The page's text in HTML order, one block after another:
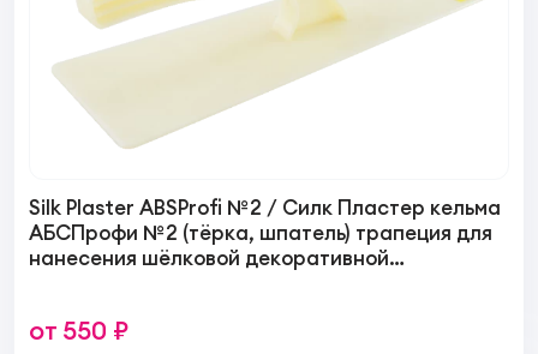
Silk Plaster ABSProfi №2 / Силк Пластер кельма
АБСПрофи №2 (тёрка, шпатель) трапеция для
нанесения шёлковой декоративной
от 550 ₽